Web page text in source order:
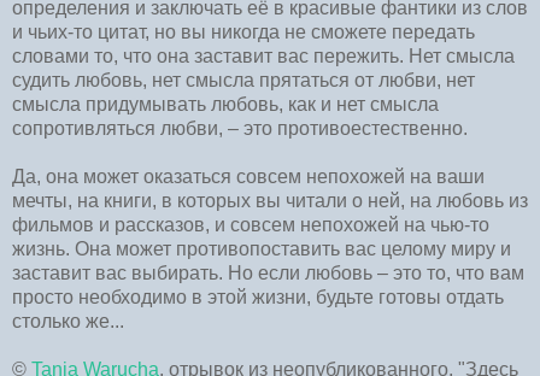
определения и заключать её в красивые фантики из слов
и чьих-то цитат, но вы никогда не сможете передать
словами то, что она заставит вас пережить. Нет смысла
судить любовь, нет смысла прятаться от любви, нет
смысла придумывать любовь, как и нет смысла
сопротивляться любви, – это противоестественно.
Да, она может оказаться совсем непохожей на ваши
мечты, на книги, в которых вы читали о ней, на любовь из
фильмов и рассказов, и совсем непохожей на чью-то
жизнь. Она может противопоставить вас целому миру и
заставит вас выбирать. Но если любовь – это то, что вам
просто необходимо в этой жизни, будьте готовы отдать
столько же...
© Tanja Warucha, отрывок из неопубликованного, "Здесь